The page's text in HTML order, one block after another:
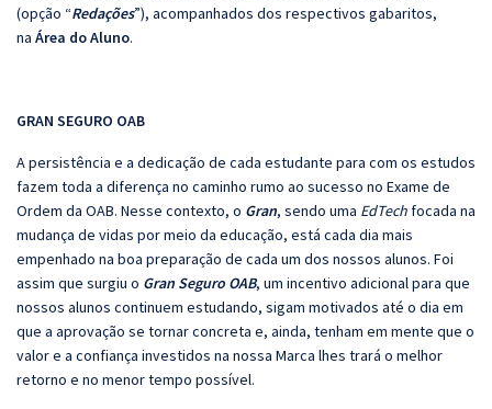
(opção “Redações”), acompanhados dos respectivos gabaritos,
na Área do Aluno.
GRAN SEGURO OAB
A persistência e a dedicação de cada estudante para com os estudos
fazem toda a diferença no caminho rumo ao sucesso no Exame de
Ordem da OAB. Nesse contexto, o Gran, sendo uma EdTechfocada na
mudança de vidas por meio da educação, está cada dia mais
empenhado na boa preparação de cada um dos nossos alunos. Foi
assim que surgiu o Gran Seguro OAB, um incentivo adicional para que
nossos alunos continuem estudando, sigam motivados até o dia em
que a aprovação se tornar concreta e, ainda, tenham em mente que o
valor e a confiança investidos na nossa Marca lhes trará o melhor
retorno e no menor tempo possível.